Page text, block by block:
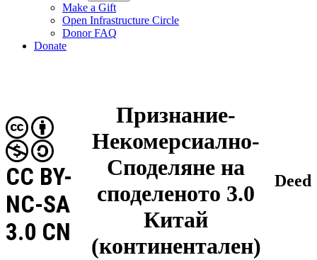
Make a Gift
Open Infrastructure Circle
Donor FAQ
Donate
Признание-
Некомерсиално-
Споделяне на
споделеното 3.0
Китай
(континентален)
CC BY-
NC-SA
3.0 CN
Deed